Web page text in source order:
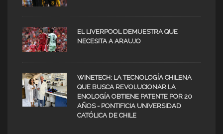
EL LIVERPOOL DEMUESTRA QUE
NECESITA A ARAUJO
WINETECH: LA TECNOLOGÍA CHILENA
QUE BUSCA REVOLUCIONAR LA
ENOLOGÍA OBTIENE PATENTE POR 20
AÑOS - PONTIFICIA UNIVERSIDAD
CATÓLICA DE CHILE